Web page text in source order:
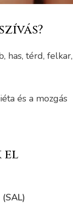
has, térd, felkar,
és a mozgás
el